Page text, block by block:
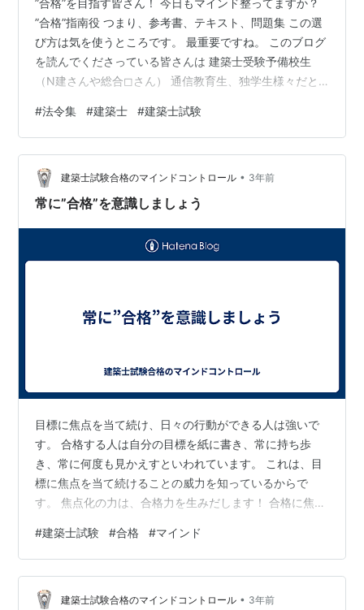
”合格”指南役 つまり、参考書、テキスト、問題集 この選
び方は気を使うところです。 最重要ですね。 このブログ
を読んでくださっている皆さんは 建築士受験予備校生
（N建さんや総合◻︎さん） 通信教育生、独学生様々だと
れば それを骨をしゃぶり尽くすイメージで熟読してくだ
さい。 何度も何度も、飽きるなんて関係ないくらいに。
独学で、これからテキストなどを探そうと思っている方
には お勧めをご紹介しましょう。 本日はまず法令集で
す。 学科本試験に法令集を持ち込み可能 ということは皆
#法令集 #建築士 #建築士試験
建築士試験合格のマインドコントロール • 3年前
常に”合格”を意識しましょう
目標に焦点を当て続け、日々の行動ができる人は強いで
す。 合格する人は自分の目標を紙に書き、常に持ち歩
き、常に何度も見かえすといわれています。 これは、目
標に焦点を当て続けることの威力を知っているからで
す。 焦点化の力は、合格力を生みだします！ 合格に焦点
す。 合格をどれだけ意識するか？ 強く意識するほど、合
格への焦点化が強くなります。 当然、合格のためには学
力が不可欠です。 つまり、勉強しなければなりません。
建築士試験合格というと、かなりの勉強時間が必要にな
#建築士試験 #合格 #マインド
建築士試験合格のマインドコントロール • 3年前